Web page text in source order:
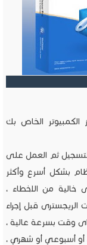
الخاص بك
ثم العمل على
بشكل أسرع وأكثر
خالية من الاخطاء ،
قبل إجراء
وقت بسرعة عالية ،
أسبوعي أو شهري ،